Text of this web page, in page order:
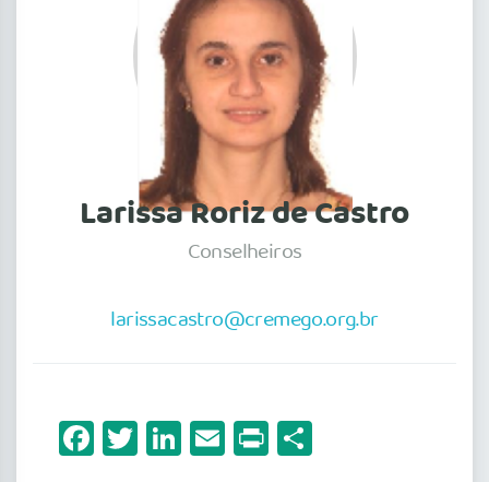
Larissa Roriz de Castro
Conselheiros
larissacastro@cremego.org.br
Facebook
Twitter
LinkedIn
Email
Print